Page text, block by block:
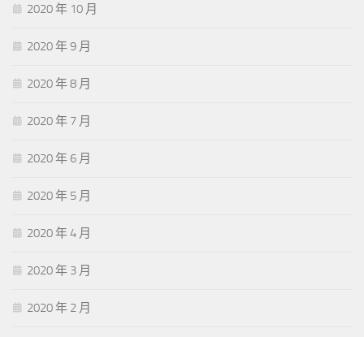
2020 年 10 月
2020 年 9 月
2020 年 8 月
2020 年 7 月
2020 年 6 月
2020 年 5 月
2020 年 4 月
2020 年 3 月
2020 年 2 月